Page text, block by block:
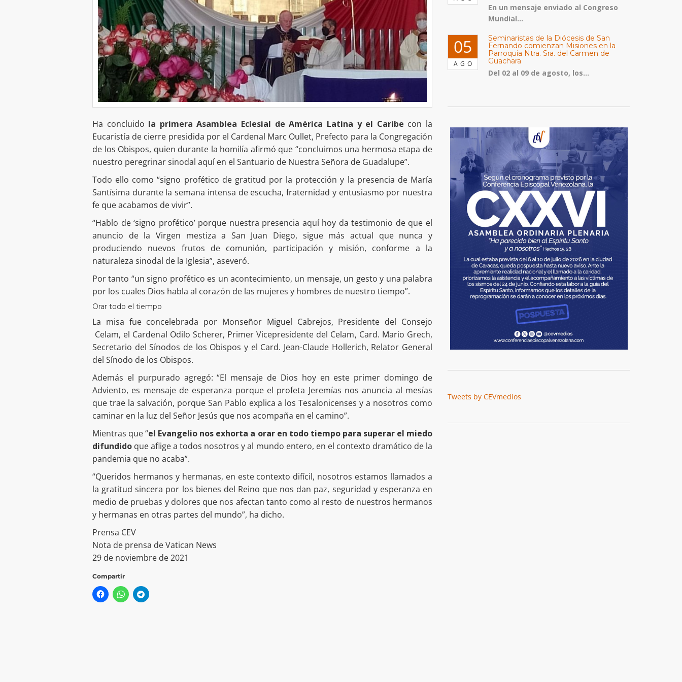
Ha concluido la primera Asamblea Eclesial de América Latina y el Caribe con la
Eucaristía de cierre presidida por el Cardenal Marc Oullet, Prefecto para la Congregación
de los Obispos, quien durante la homilía afirmó que “concluimos una hermosa etapa de
nuestro peregrinar sinodal aquí en el Santuario de Nuestra Señora de Guadalupe”.
Todo ello como “signo profético de gratitud por la protección y la presencia de María
Santísima durante la semana intensa de escucha, fraternidad y entusiasmo por nuestra
fe que acabamos de vivir”.
“Hablo de ‘signo profético’ porque nuestra presencia aquí hoy da testimonio de que el
anuncio de la Virgen mestiza a San Juan Diego, sigue más actual que nunca y
produciendo nuevos frutos de comunión, participación y misión, conforme a la
naturaleza sinodal de la Iglesia”, aseveró.
Por tanto “un signo profético es un acontecimiento, un mensaje, un gesto y una palabra
por los cuales Dios habla al corazón de las mujeres y hombres de nuestro tiempo”.
Orar todo el tiempo
La misa fue concelebrada por Monseñor Miguel Cabrejos, Presidente del Consejo
Celam, el Cardenal Odilo Scherer, Primer Vicepresidente del Celam, Card. Mario Grech,
Secretario del Sínodos de los Obispos y el Card. Jean-Claude Hollerich, Relator General
del Sínodo de los Obispos.
Además el purpurado agregó: “El mensaje de Dios hoy en este primer domingo de
Adviento, es mensaje de esperanza porque el profeta Jeremías nos anuncia al mesías
que trae la salvación, porque San Pablo explica a los Tesalonicenses y a nosotros como
caminar en la luz del Señor Jesús que nos acompaña en el camino”.
Mientras que “el Evangelio nos exhorta a orar en todo tiempo para superar el miedo
difundido que aflige a todos nosotros y al mundo entero, en el contexto dramático de la
pandemia que no acaba”.
“Queridos hermanos y hermanas, en este contexto difícil, nosotros estamos llamados a
la gratitud sincera por los bienes del Reino que nos dan paz, seguridad y esperanza en
medio de pruebas y dolores que nos afectan tanto como al resto de nuestros hermanos
y hermanas en otras partes del mundo”, ha dicho.
Prensa CEV
Nota de prensa de Vatican News
29 de noviembre de 2021
Compartir
En un mensaje enviado al Congreso
Mundial...
05
AGO
Seminaristas de la Diócesis de San
Fernando comienzan Misiones en la
Parroquia Ntra. Sra. del Carmen de
Guachara
Del 02 al 09 de agosto, los...
Tweets by CEVmedios